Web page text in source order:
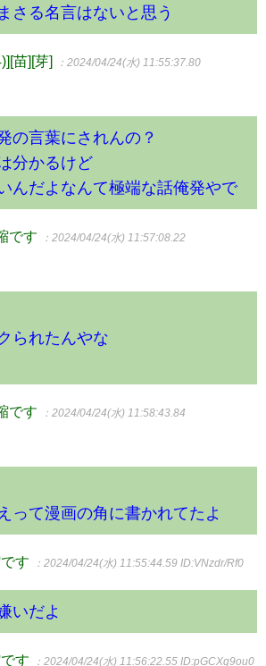
さる名言はないと思う
苗][芽] ：2024/04/24(水) 11:55:37.80
の言葉にされんの？
分かるけど
んだよなんて極端な話俺発やで
です ：2024/04/24(水) 11:57:08.22
られたんやな
です ：2024/04/24(水) 11:58:43.84
って漫画の角に書かれてたよ
す ：2024/04/24(水) 11:55:44.59 ID:VNzdr/Rf0
いだよ
す ：2024/04/24(水) 11:56:22.55 ID:pGCXq9ou0